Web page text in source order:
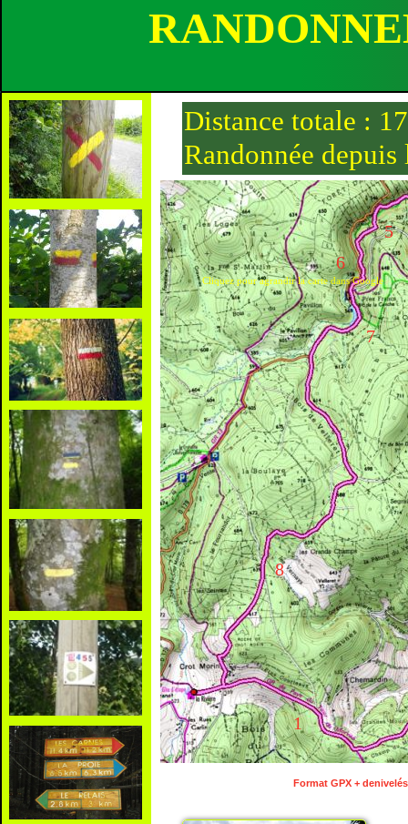
6
Format GPX + denivelés
7
8
6
5
1
Cliquez pour agrandir la carte dans Google
Distance totale :
Randonnée
les vernottes, les
morin, la rivière